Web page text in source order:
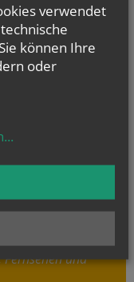
von heute
zuhause zu
und
verwendet
können Ihre
oder
...